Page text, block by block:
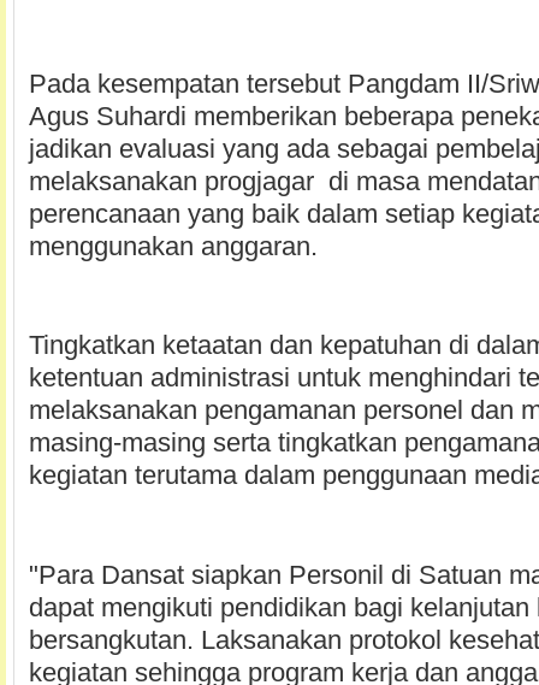
Pada kesempatan tersebut Pangdam II/
Agus Suhardi memberikan beberapa
jadikan evaluasi yang ada sebagai
melaksanakan progjagar di masa
perencanaan yang baik dalam setiap
menggunakan anggaran.
Tingkatkan ketaatan dan kepatuhan di
ketentuan administrasi untuk menghindari
melaksanakan pengamanan personel dan
masing-masing serta tingkatkan
kegiatan terutama dalam penggunaan
"Para Dansat siapkan Personil di Satuan
dapat mengikuti pendidikan bagi
bersangkutan. Laksanakan protokol
kegiatan sehingga program kerja dan